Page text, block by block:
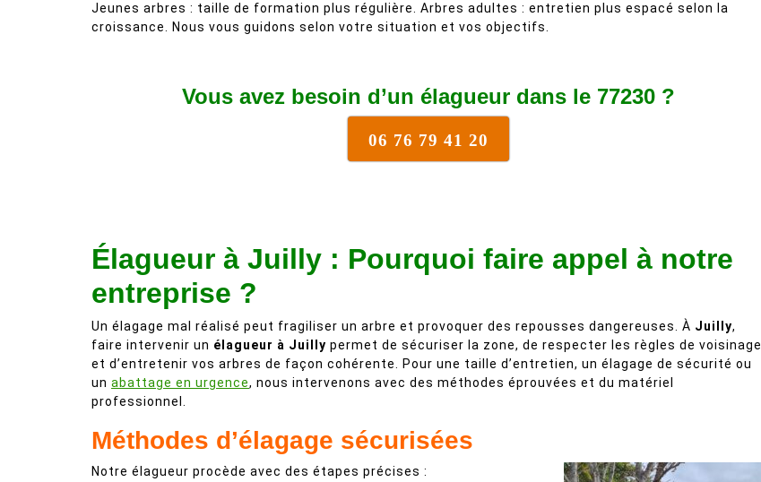
Jeunes arbres : taille de formation plus régulière. Arbres adultes : entretien plus espacé selon la
croissance. Nous vous guidons selon votre situation et vos objectifs.
Vous avez besoin d’un élagueur dans le 77230 ?
06 76 79 41 20
Élagueur à Juilly : Pourquoi faire appel à notre
entreprise ?
Un élagage mal réalisé peut fragiliser un arbre et provoquer des repousses dangereuses. À Juilly,
faire intervenir un élagueur à Juilly permet de sécuriser la zone, de respecter les règles de voisinage
et d’entretenir vos arbres de façon cohérente. Pour une taille d’entretien, un élagage de sécurité ou
un abattage en urgence, nous intervenons avec des méthodes éprouvées et du matériel
professionnel.
Méthodes d’élagage sécurisées
Notre élagueur procède avec des étapes précises :